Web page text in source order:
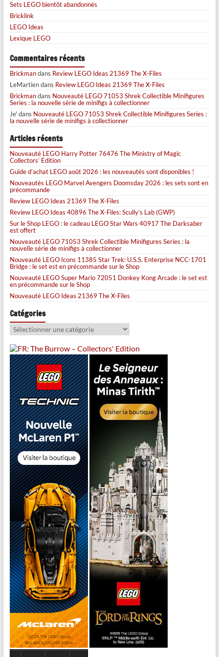
Sets LEGO bientôt abandonnés
Bricklink
LEGO Ideas
Lexique LEGO
Commentaires récents
Brickmandans Review LEGO Ideas 21369 The X-Files
LeMartiendans Review LEGO Ideas 21369 The X-Files
Brickmandans Nouveauté LEGO 71053 Shrek Collectible Minifigures
Series : la nouvelle série de minifigs à collectionner
Je' dans Nouveauté LEGO 71053 Shrek Collectible Minifigures Series :
la nouvelle série de minifigs à collectionner
Articles récents
Nouveauté LEGO Harry Potter 76476 The Ministry of Magic
Collectors’ Edition
Guide d’achat LEGO août 2026 : les nouveautés sont disponibles !
Nouveautés LEGO Marvel Avengers Doomsday 2026 : les sets sont en
précommande
Review LEGO Ideas 21369 The X-Files
Review LEGO Ideas 40896 The X-Files: Scully’s Lab (GWP)
Sur le Shop LEGO : le cadeau LEGO Star Wars 40917 The Darksaber
est offert
Nouveauté LEGO 71053 Shrek Collectible Minifigures Series : la
nouvelle série de minifigs à collectionner
Nouveauté LEGO Icons 11385 Star Trek: U.S.S. Enterprise NCC-1701
Bridge : le set est en précommande sur le Shop
Nouveauté LEGO Super Mario 72051 Donkey Kong Arcade : le set est
en précommande sur le Shop
Nouveauté LEGO Ideas 21369 The X-Files
Catégories
Catégories